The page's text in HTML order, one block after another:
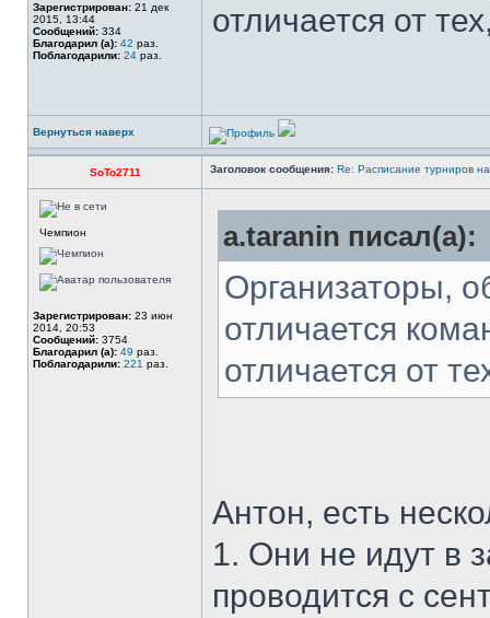
Зарегистрирован: 21 дек
2015, 13:44
Сообщений: 334
Благодарил (а): 42 раз.
Поблагодарили: 24 раз.
отличается от
Вернуться наверх
SoTo2711 Заголовок сообщения: Re: Расписание турниров
Чемпион
Зарегистрирован: 23 июн
2014, 20:53
Сообщений: 3754
Благодарил (а): 49 раз.
Поблагодарили: 221 раз.
a.taranin писал(а):
Организаторы,
отличается
отличается от
Антон, есть
1. Они не идут в
проводится с